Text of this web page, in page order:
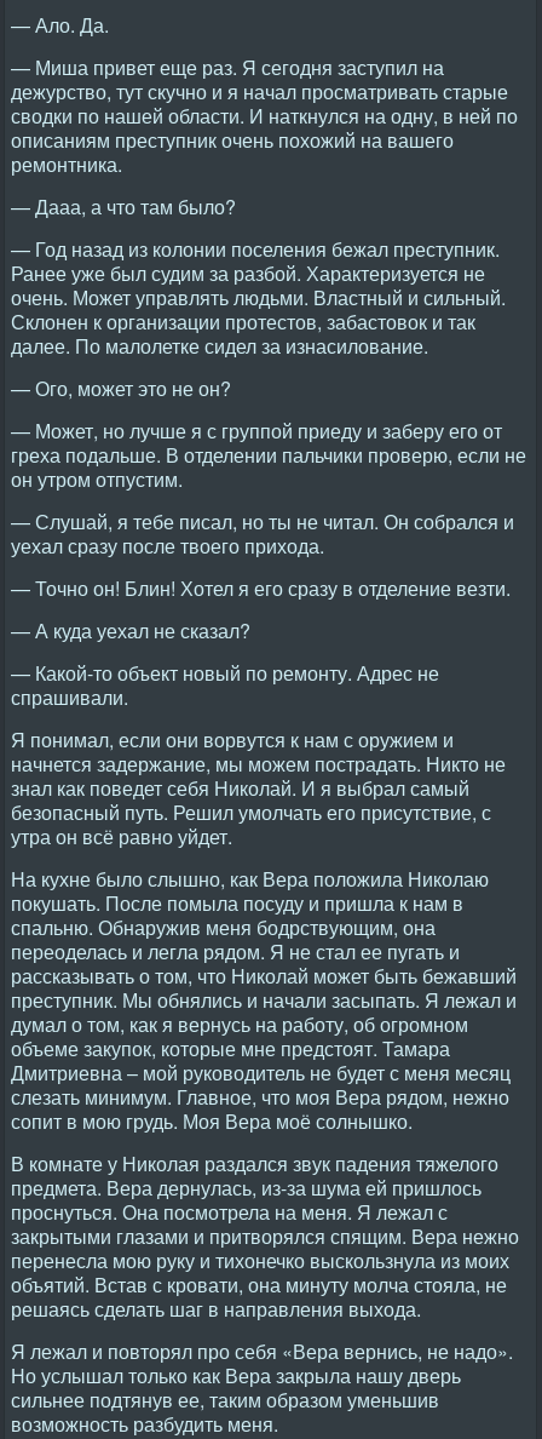
— Ало. Да.
— Миша привет еще раз. Я сегодня заступил на
дежурство, тут скучно и я начал просматривать старые
сводки по нашей области. И наткнулся на одну, в ней по
описаниям преступник очень похожий на вашего
ремонтника.
— Дааа, а что там было?
— Год назад из колонии поселения бежал преступник.
Ранее уже был судим за разбой. Характеризуется не
очень. Может управлять людьми. Властный и сильный.
Склонен к организации протестов, забастовок и так
далее. По малолетке сидел за изнасилование.
— Ого, может это не он?
— Может, но лучше я с группой приеду и заберу его от
греха подальше. В отделении пальчики проверю, если не
он утром отпустим.
— Слушай, я тебе писал, но ты не читал. Он собрался и
уехал сразу после твоего прихода.
— Точно он! Блин! Хотел я его сразу в отделение везти.
— А куда уехал не сказал?
— Какой-то объект новый по ремонту. Адрес не
спрашивали.
Я понимал, если они ворвутся к нам с оружием и
начнется задержание, мы можем пострадать. Никто не
знал как поведет себя Николай. И я выбрал самый
безопасный путь. Решил умолчать его присутствие, с
утра он всё равно уйдет.
На кухне было слышно, как Вера положила Николаю
покушать. После помыла посуду и пришла к нам в
спальню. Обнаружив меня бодрствующим, она
переоделась и легла рядом. Я не стал ее пугать и
рассказывать о том, что Николай может быть бежавший
преступник. Мы обнялись и начали засыпать. Я лежал и
думал о том, как я вернусь на работу, об огромном
объеме закупок, которые мне предстоят. Тамара
Дмитриевна – мой руководитель не будет с меня месяц
слезать минимум. Главное, что моя Вера рядом, нежно
сопит в мою грудь. Моя Вера моё солнышко.
В комнате у Николая раздался звук падения тяжелого
предмета. Вера дернулась, из-за шума ей пришлось
проснуться. Она посмотрела на меня. Я лежал с
закрытыми глазами и притворялся спящим. Вера нежно
перенесла мою руку и тихонечко выскользнула из моих
объятий. Встав с кровати, она минуту молча стояла, не
решаясь сделать шаг в направления выхода.
Я лежал и повторял про себя «Вера вернись, не надо».
Но услышал только как Вера закрыла нашу дверь
сильнее подтянув ее, таким образом уменьшив
возможность разбудить меня.